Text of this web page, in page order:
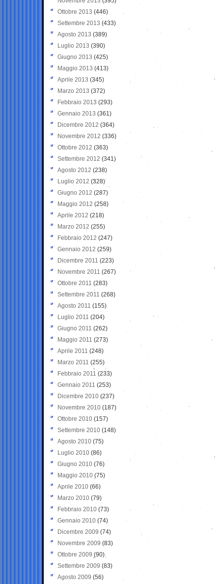
Ottobre 2013 (446)
Settembre 2013 (433)
Agosto 2013 (389)
Luglio 2013 (390)
Giugno 2013 (425)
Maggio 2013 (413)
Aprile 2013 (345)
Marzo 2013 (372)
Febbraio 2013 (293)
Gennaio 2013 (361)
Dicembre 2012 (364)
Novembre 2012 (336)
Ottobre 2012 (363)
Settembre 2012 (341)
Agosto 2012 (238)
Luglio 2012 (328)
Giugno 2012 (287)
Maggio 2012 (258)
Aprile 2012 (218)
Marzo 2012 (255)
Febbraio 2012 (247)
Gennaio 2012 (259)
Dicembre 2011 (223)
Novembre 2011 (267)
Ottobre 2011 (283)
Settembre 2011 (268)
Agosto 2011 (155)
Luglio 2011 (204)
Giugno 2011 (262)
Maggio 2011 (273)
Aprile 2011 (248)
Marzo 2011 (255)
Febbraio 2011 (233)
Gennaio 2011 (253)
Dicembre 2010 (237)
Novembre 2010 (187)
Ottobre 2010 (157)
Settembre 2010 (148)
Agosto 2010 (75)
Luglio 2010 (86)
Giugno 2010 (76)
Maggio 2010 (75)
Aprile 2010 (66)
Marzo 2010 (79)
Febbraio 2010 (73)
Gennaio 2010 (74)
Dicembre 2009 (74)
Novembre 2009 (83)
Ottobre 2009 (90)
Settembre 2009 (83)
Agosto 2009 (56)